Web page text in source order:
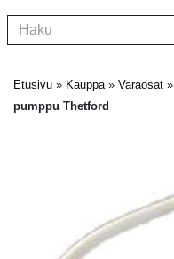
Etusivu » Kauppa» Varaosat »
pumppu Thetford